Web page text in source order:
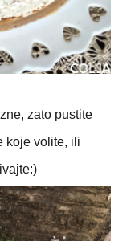
zato pustite
koje volite, ili